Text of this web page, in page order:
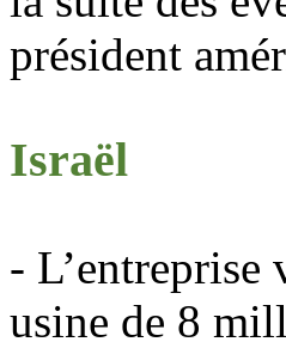
président
Israël
- L’entreprise
usine de 8